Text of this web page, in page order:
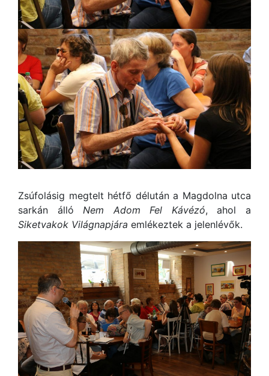
Zsúfolásig megtelt hétfő délután a Magdolna utca
sarkán álló Nem Adom Fel Kávézó, ahol a
Siketvakok Világnapjára emlékeztek a jelenlévők.